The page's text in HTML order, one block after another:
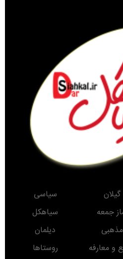
گیلان
سیاسی
جمعه
سیاهکل
مذهبی
دیلمان
و معارفه
روستاها